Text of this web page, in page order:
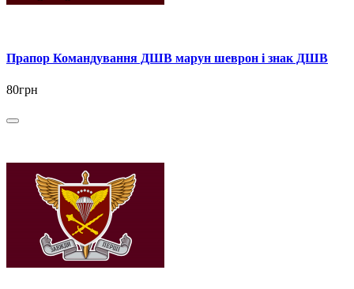
Прапор Командування ДШВ марун шеврон і знак ДШВ
80грн